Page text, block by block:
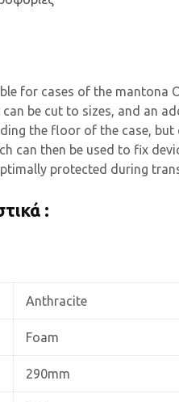
for cases of the mantona
be cut to sizes, and an
the floor of the case,
can then be used to fix
protected during
:
Anthracite
Foam
290mm